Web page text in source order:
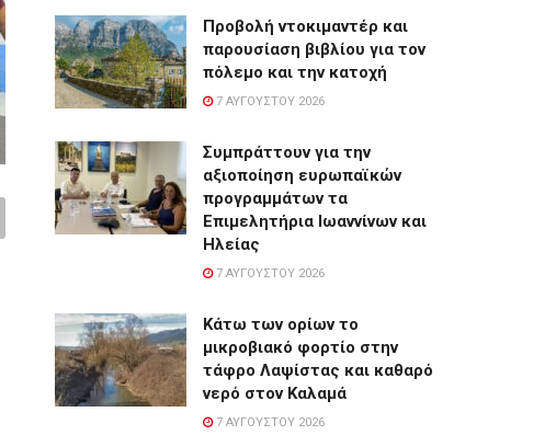
Προβολή ντοκιμαντέρ και
παρουσίαση βιβλίου για τον
πόλεμο και την κατοχή
7 ΑΥΓΟΎΣΤΟΥ 2026
Συμπράττουν για την
αξιοποίηση ευρωπαϊκών
προγραμμάτων τα
Επιμελητήρια Ιωαννίνων και
Ηλείας
7 ΑΥΓΟΎΣΤΟΥ 2026
Κάτω των ορίων το
μικροβιακό φορτίο στην
τάφρο Λαψίστας και καθαρό
νερό στον Καλαμά
7 ΑΥΓΟΎΣΤΟΥ 2026